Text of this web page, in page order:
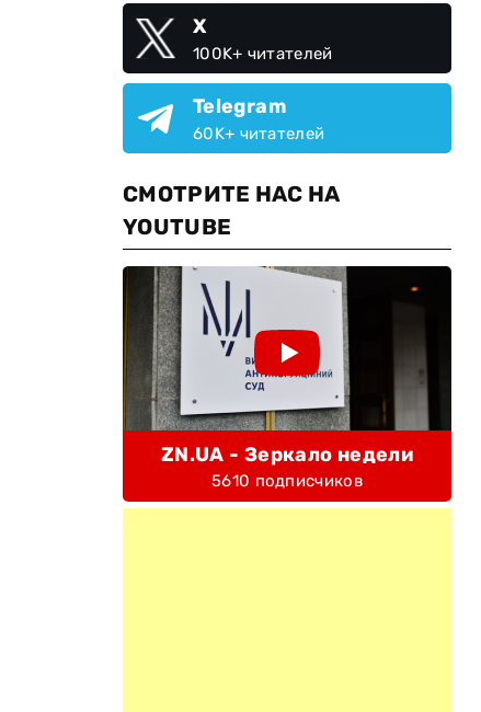
X
100K+ читателей
Telegram
60K+ читателей
СМОТРИТЕ НАС НА
YOUTUBE
ZN.UA - Зеркало недели
5610 подписчиков